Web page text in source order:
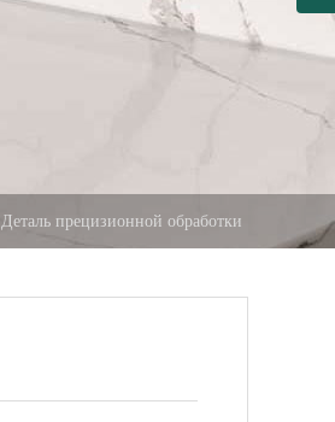
Деталь прецизионной обработки